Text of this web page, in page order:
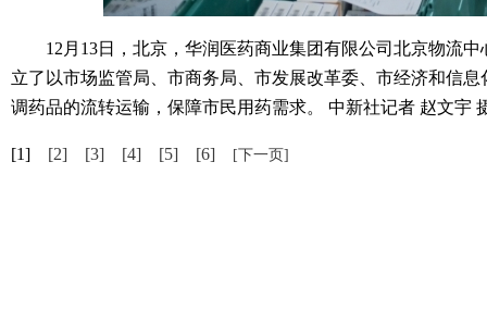
12月13日，北京，华润医药商业集团有限公司北京物流中
立了以市场监管局、市商务局、市发展改革委、市经济和信
调药品的流转运输，保障市民用药需求。 中新社记者 赵文宇
[1] [2] [3] [4] [5] [6] [下一页]